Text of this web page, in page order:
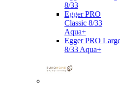
8/33
Egger PRO
Classic 8/33
Aqua+
Egger PRO
8/33 Aqua+